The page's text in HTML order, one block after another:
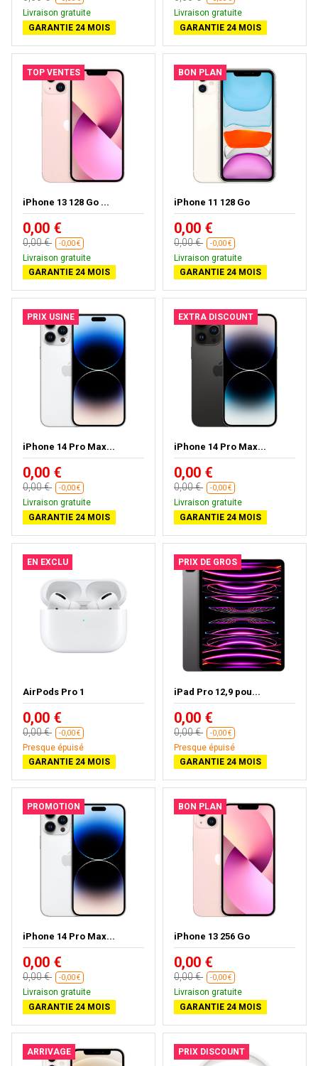
Livraison gratuite
GARANTIE 24 MOIS
Livraison gratuite
GARANTIE 24 MOIS
TOP VENTES
iPhone 13 128 Go ...
0,00 €
0,00 € -0,00 €
Livraison gratuite
GARANTIE 24 MOIS
BON PLAN
iPhone 11 128 Go
0,00 €
0,00 € -0,00 €
Livraison gratuite
GARANTIE 24 MOIS
PRIX USINE
iPhone 14 Pro Max...
0,00 €
0,00 € -0,00 €
Livraison gratuite
GARANTIE 24 MOIS
EXTRA DISCOUNT
iPhone 14 Pro Max...
0,00 €
0,00 € -0,00 €
Livraison gratuite
GARANTIE 24 MOIS
EN EXCLU
AirPods Pro 1
0,00 €
0,00 € -0,00 €
Presque épuisé
GARANTIE 24 MOIS
PRIX DE GROS
iPad Pro 12,9 pou...
0,00 €
0,00 € -0,00 €
Presque épuisé
GARANTIE 24 MOIS
PROMOTION
iPhone 14 Pro Max...
0,00 €
0,00 € -0,00 €
Livraison gratuite
GARANTIE 24 MOIS
BON PLAN
iPhone 13 256 Go
0,00 €
0,00 € -0,00 €
Livraison gratuite
GARANTIE 24 MOIS
ARRIVAGE PRIX DISCOUNT